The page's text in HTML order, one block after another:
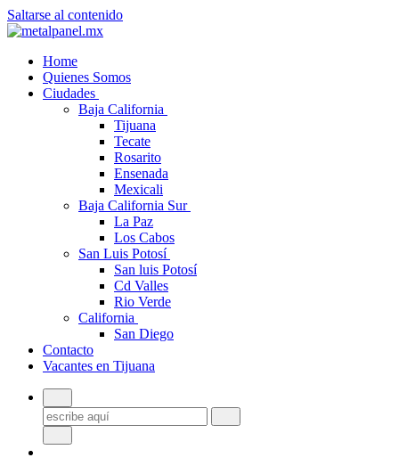
Saltarse al contenido
Home
Quienes Somos
Ciudades
Baja California
Tijuana
Tecate
Rosarito
Ensenada
Mexicali
Baja California Sur
La Paz
Los Cabos
San Luis Potosí
San luis Potosí
Cd Valles
Rio Verde
California
San Diego
Contacto
Vacantes en Tijuana